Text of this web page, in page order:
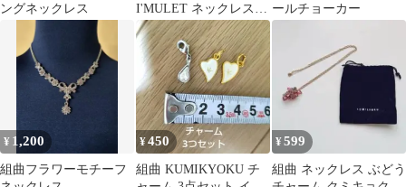
ングネックレス
I'MULET ネックレス
巾着付き
ールチョーカー
¥ 1,200
組曲フラワーモチーフ
¥450
組曲 KUMIKYOKU チ
¥599
組曲 ネックレス ぶどう